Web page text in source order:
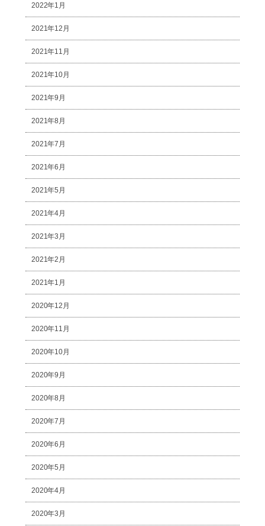
2022年1月
2021年12月
2021年11月
2021年10月
2021年9月
2021年8月
2021年7月
2021年6月
2021年5月
2021年4月
2021年3月
2021年2月
2021年1月
2020年12月
2020年11月
2020年10月
2020年9月
2020年8月
2020年7月
2020年6月
2020年5月
2020年4月
2020年3月